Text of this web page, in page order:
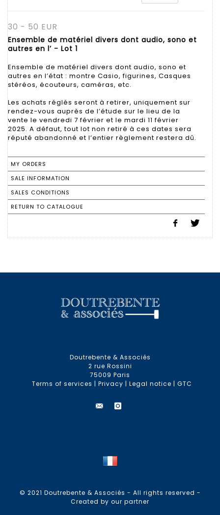
30 - 50 EUR
Ensemble de matériel divers dont audio, sono et
autres en l’ - Lot 1
Ensemble de matériel divers dont audio, sono et
autres en l’état : montre Casio, figurines, Casques
stéréos, écouteurs, caméras, etc.
Les achats réglés seront à retirer, uniquement sur
rendez-vous auprès de l’étude sur le lieu de la
vente le vendredi 7 février et le mardi 11 février
2025. A défaut, tout lot non retiré à ces dates sera
réputé abandonné et l’entier règlement restera dû.
MY ORDERS
SALE INFORMATION
SALES CONDITIONS
RETURN TO CATALOGUE
Doutrebente & Associés
2 rue Rossini
75009 Paris
Terms of services | Privacy | Legal notice | GTC
© 2021 Doutrebente & Associés - All rights reserved -
Created by our partner